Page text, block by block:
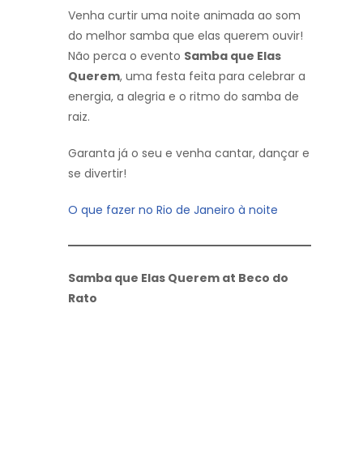
Venha curtir uma noite animada ao som
do melhor samba que elas querem ouvir!
Não perca o evento Samba que Elas
Querem, uma festa feita para celebrar a
energia, a alegria e o ritmo do samba de
raiz.
Garanta já o seu e venha cantar, dançar e
se divertir!
O que fazer no Rio de Janeiro à noite
Samba que Elas Querem at Beco do
Rato